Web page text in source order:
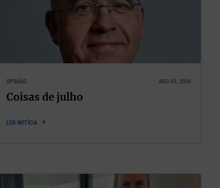
a
faz
OPINIÃO AGO 03, 2026
Coisas de julho
LER NOTÍCIA